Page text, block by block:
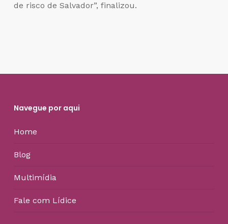
de risco de Salvador”, finalizou.
Navegue por aqui
Home
Blog
Multimídia
Fale com Lídice